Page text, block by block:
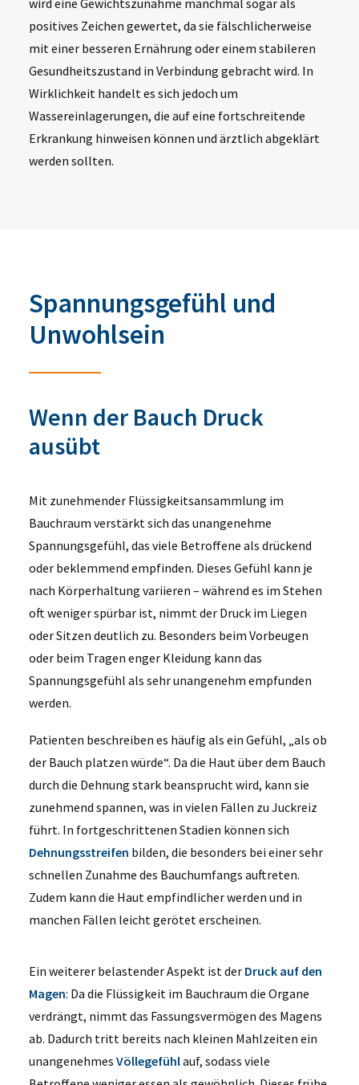
wird eine Gewichtszunahme manchmal sogar als
positives Zeichen gewertet, da sie fälschlicherweise
mit einer besseren Ernährung oder einem stabileren
Gesundheitszustand in Verbindung gebracht wird. In
Wirklichkeit handelt es sich jedoch um
Wassereinlagerungen, die auf eine fortschreitende
Erkrankung hinweisen können und ärztlich abgeklärt
werden sollten.
Spannungsgefühl und
Unwohlsein
Wenn der Bauch Druck
ausübt
Mit zunehmender Flüssigkeitsansammlung im
Bauchraum verstärkt sich das unangenehme
Spannungsgefühl, das viele Betroffene als drückend
oder beklemmend empfinden. Dieses Gefühl kann je
nach Körperhaltung variieren – während es im Stehen
oft weniger spürbar ist, nimmt der Druck im Liegen
oder Sitzen deutlich zu. Besonders beim Vorbeugen
oder beim Tragen enger Kleidung kann das
Spannungsgefühl als sehr unangenehm empfunden
werden.
Patienten beschreiben es häufig als ein Gefühl, „als ob
der Bauch platzen würde“. Da die Haut über dem Bauch
durch die Dehnung stark beansprucht wird, kann sie
zunehmend spannen, was in vielen Fällen zu Juckreiz
führt. In fortgeschrittenen Stadien können sich
Dehnungsstreifen bilden, die besonders bei einer sehr
schnellen Zunahme des Bauchumfangs auftreten.
Zudem kann die Haut empfindlicher werden und in
manchen Fällen leicht gerötet erscheinen.
Ein weiterer belastender Aspekt ist der Druck auf den
Magen: Da die Flüssigkeit im Bauchraum die Organe
verdrängt, nimmt das Fassungsvermögen des Magens
ab. Dadurch tritt bereits nach kleinen Mahlzeiten ein
unangenehmes Völlegefühlauf, sodass viele